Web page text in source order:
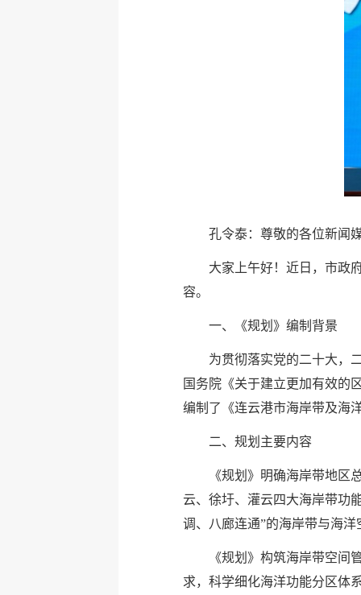
孔令泰：尊敬的各位新闻
大家上午好！近日，市政
容。
一、《规划》编制背景
为贯彻落实党的二十大，
国务院《关于建立更加有效的
编制了《连云港市海岸带及海
二、规划主要内容
《规划》明确海岸带地
云、徐圩、灌云四大海岸带功
调、八廊连通”的海岸带与海洋
《规划》构筑海岸带空
求，科学细化海洋功能分区体